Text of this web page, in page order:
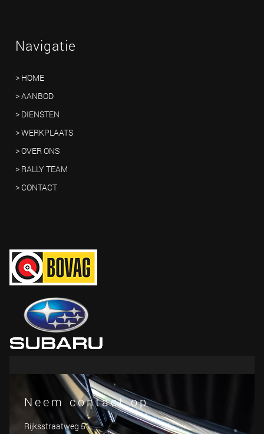
Navigatie
> HOME
> AANBOD
> DIENSTEN
> WERKPLAATS
> OVER ONS
> RALLY TEAM
> CONTACT
Neem contact op
Rijksstraatweg 51